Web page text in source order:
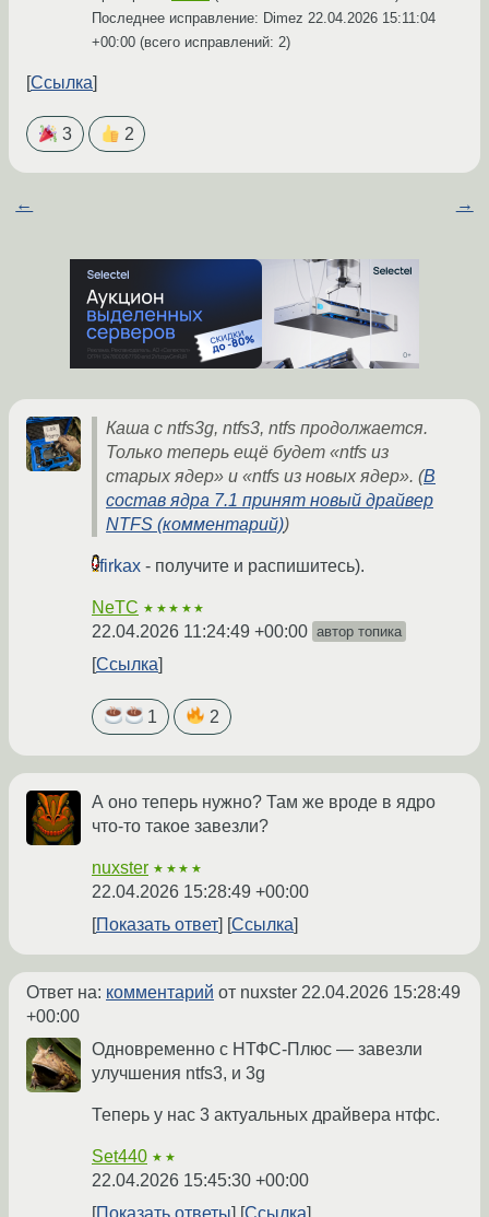
Последнее исправление: Dimez 22.04.2026 15:11:04
+00:00 (всего исправлений: 2)
Ссылка
3 2
← →
Каша с ntfs3g, ntfs3, ntfs продолжается.
Только теперь ещё будет «ntfs из
старых ядер» и «ntfs из новых ядер». (В
состав ядра 7.1 принят новый драйвер
NTFS (комментарий))
firkax - получите и распишитесь).
NeTC ★★★★★
22.04.2026 11:24:49 +00:00 автор топика
Ссылка
1 2
А оно теперь нужно? Там же вроде в ядро
что-то такое завезли?
nuxster ★★★★
22.04.2026 15:28:49 +00:00
Показать ответ
Ссылка
Ответ на: комментарий от nuxster 22.04.2026 15:28:49
+00:00
Одновременно с НТФС-Плюс — завезли
улучшения ntfs3, и 3g
Теперь у нас 3 актуальных драйвера нтфс.
Set440 ★★
22.04.2026 15:45:30 +00:00
Показать ответы
Ссылка